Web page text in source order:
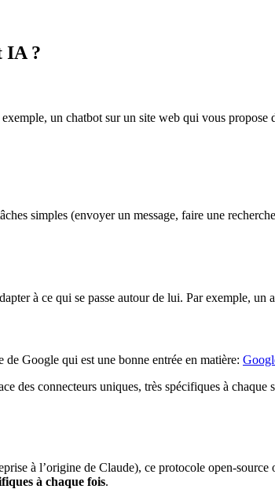
IA ?
un chatbot sur un site web qui vous propose
simples (envoyer un message, faire une
à ce qui se passe autour de lui. Par exemple,
Google qui est une bonne entrée en matière:
des connecteurs uniques, très spécifiques à
à l’origine de Claude), ce protocole open-
à chaque fois.